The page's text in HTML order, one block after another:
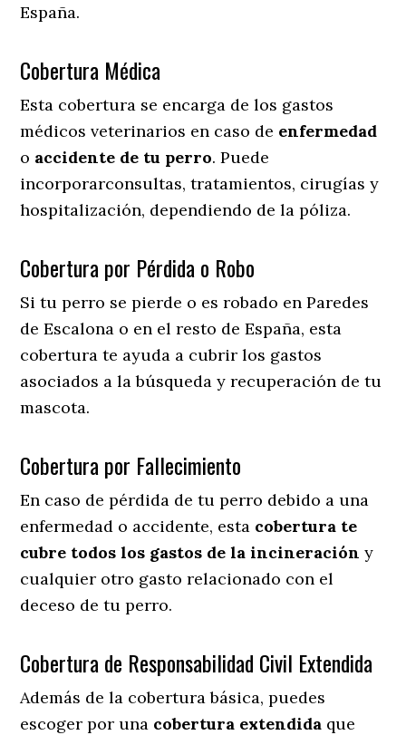
España.
Cobertura Médica
Esta cobertura se encarga de los gastos
médicos veterinarios en caso de enfermedad
o accidente de tu perro. Puede
incorporarconsultas, tratamientos, cirugías y
hospitalización, dependiendo de la póliza.
Cobertura por Pérdida o Robo
Si tu perro se pierde o es robado en Paredes
de Escalona o en el resto de España, esta
cobertura te ayuda a cubrir los gastos
asociados a la búsqueda y recuperación de tu
mascota.
Cobertura por Fallecimiento
En caso de pérdida de tu perro debido a una
enfermedad o accidente, esta cobertura te
cubre todos los gastos de la incineración y
cualquier otro gasto relacionado con el
deceso de tu perro.
Cobertura de Responsabilidad Civil Extendida
Además de la cobertura básica, puedes
escoger por una cobertura extendida que